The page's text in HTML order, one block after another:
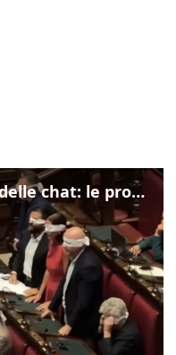
Delmastro, negato l'uso delle chat: le proteste di Avs e M5s